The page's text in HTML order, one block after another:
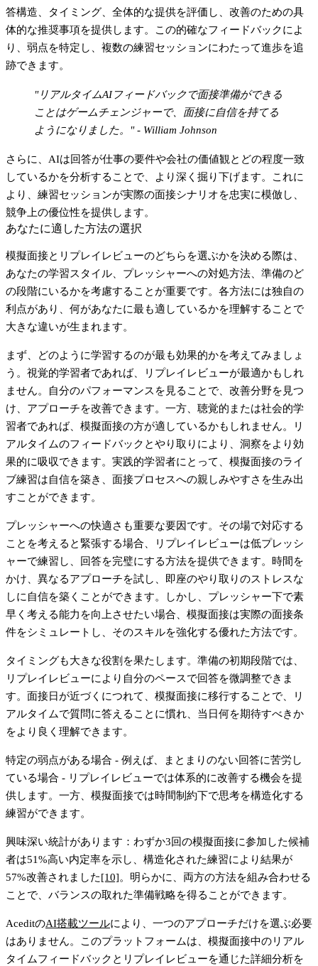
答構造、タイミング、全体的な提供を評価し、改善のための具
体的な推奨事項を提供します。この的確なフィードバックによ
り、弱点を特定し、複数の練習セッションにわたって進歩を追
跡できます。
"リアルタイムAIフィードバックで面接準備ができる
ことはゲームチェンジャーで、面接に自信を持てる
ようになりました。" - William Johnson
さらに、AIは回答が仕事の要件や会社の価値観とどの程度一致
しているかを分析することで、より深く掘り下げます。これに
より、練習セッションが実際の面接シナリオを忠実に模倣し、
競争上の優位性を提供します。
あなたに適した方法の選択
模擬面接とリプレイレビューのどちらを選ぶかを決める際は、
あなたの学習スタイル、プレッシャーへの対処方法、準備のど
の段階にいるかを考慮することが重要です。各方法には独自の
利点があり、何があなたに最も適しているかを理解することで
大きな違いが生まれます。
まず、どのように学習するのが最も効果的かを考えてみましょ
う。視覚的学習者であれば、リプレイレビューが最適かもしれ
ません。自分のパフォーマンスを見ることで、改善分野を見つ
け、アプローチを改善できます。一方、聴覚的または社会的学
習者であれば、模擬面接の方が適しているかもしれません。リ
アルタイムのフィードバックとやり取りにより、洞察をより効
果的に吸収できます。実践的学習者にとって、模擬面接のライ
ブ練習は自信を築き、面接プロセスへの親しみやすさを生み出
すことができます。
プレッシャーへの快適さも重要な要因です。その場で対応する
ことを考えると緊張する場合、リプレイレビューは低プレッシ
ャーで練習し、回答を完璧にする方法を提供できます。時間を
かけ、異なるアプローチを試し、即座のやり取りのストレスな
しに自信を築くことができます。しかし、プレッシャー下で素
早く考える能力を向上させたい場合、模擬面接は実際の面接条
件をシミュレートし、そのスキルを強化する優れた方法です。
タイミングも大きな役割を果たします。準備の初期段階では、
リプレイレビューにより自分のペースで回答を微調整できま
す。面接日が近づくにつれて、模擬面接に移行することで、リ
アルタイムで質問に答えることに慣れ、当日何を期待すべきか
をより良く理解できます。
特定の弱点がある場合 - 例えば、まとまりのない回答に苦労し
ている場合 - リプレイレビューでは体系的に改善する機会を提
供します。一方、模擬面接では時間制約下で思考を構造化する
練習ができます。
興味深い統計があります：わずか3回の模擬面接に参加した候補
者は51%高い内定率を示し、構造化された練習により結果が
57%改善されました[10]。明らかに、両方の方法を組み合わせる
ことで、バランスの取れた準備戦略を得ることができます。
AceditのAI搭載ツールにより、一つのアプローチだけを選ぶ必要
はありません。このプラットフォームは、模擬面接中のリアル
タイムフィードバックとリプレイレビューを通じた詳細分析を